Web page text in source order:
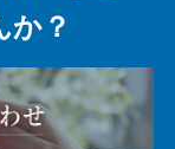
か？